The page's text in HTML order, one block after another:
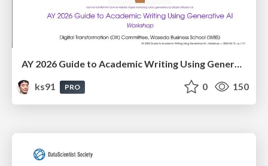
AY 2026 Guide to Academic Writing Using Generative AI - Workshop
ks91
PRO 0 150